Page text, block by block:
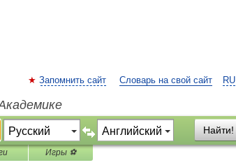
RU
Запомнить сайт Словарь на свой сайт
Найти!
Игры ⚽